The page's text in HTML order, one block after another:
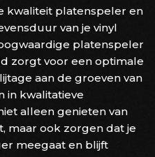
kwaliteit platenspeler en
van je vinyl
platenspeler
zorgt voor een optimale
aan de groeven van
in kwalitatieve
alleen genieten van
maar ook zorgen dat je
meegaat en blijft